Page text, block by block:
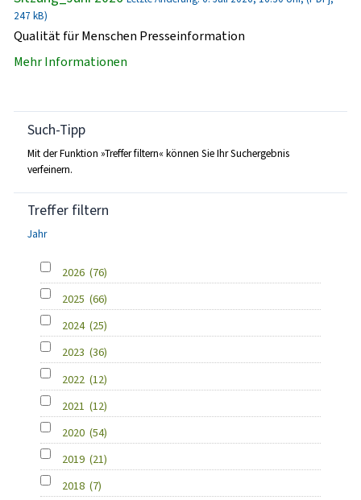
247 kB)
Qualität für Menschen Presseinformation
Mehr Informationen
Such-Tipp
Mit der Funktion »Treffer filtern« können Sie Ihr Suchergebnis
verfeinern.
Treffer filtern
Jahr
2026 (76)
2025 (66)
2024 (25)
2023 (36)
2022 (12)
2021 (12)
2020 (54)
2019 (21)
2018 (7)